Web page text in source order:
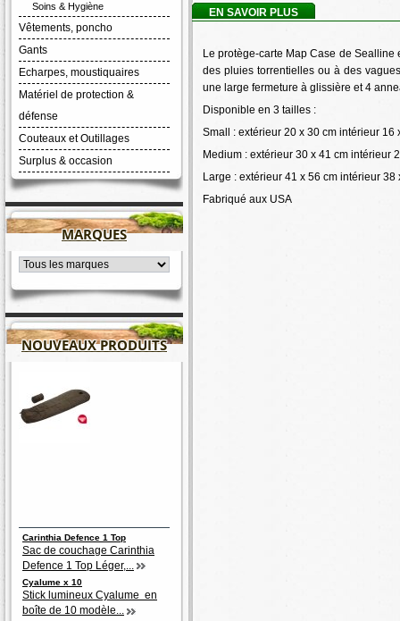
Soins & Hygiène
Vêtements, poncho
Gants
Echarpes, moustiquaires
Matériel de protection &
défense
Couteaux et Outillages
Surplus & occasion
MARQUES
NOUVEAUX PRODUITS
Carinthia Defence 1 Top
Sac de couchage Carinthia
Defence 1 Top Léger,...
Cyalume x 10
Stick lumineux Cyalume en
boîte de 10 modèle...
EN SAVOIR PLUS
Le protège-carte Map Case de Sealline
des pluies torrentielles ou à des
une large fermeture à glissière et 4
Disponible en 3 tailles :
Small : extérieur 20 x 30 cm intérieur 16
Medium : extérieur 30 x 41 cm intérieur
Large : extérieur 41 x 56 cm intérieur 38
Fabriqué aux USA